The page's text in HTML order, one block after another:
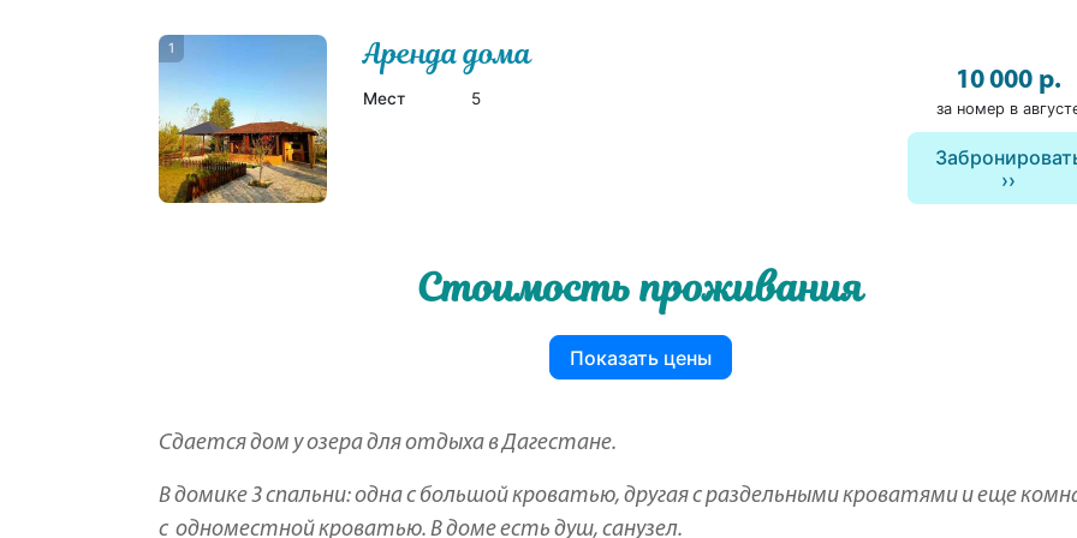
1 Аренда дома
Мест 5
10 000 р.
за номер в
Стоимость проживания
Показать цены
Сдается дом у озера для отдыха в Дагестане.
В домике 3 спальни: одна с большой кроватью, другая с раздельными кроватями и еще
с одноместной кроватью. В доме есть душ, санузел.